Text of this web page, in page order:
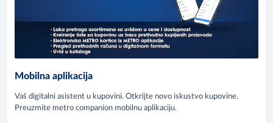
Mobilna aplikacija
Vaš digitalni asistent u kupovini. Otkrijte novo iskustvo kupovine.
Preuzmite metro companion mobilnu aplikaciju.